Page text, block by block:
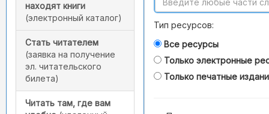
находят книги
(электронный каталог)
Стать читателем
(заявка на получение
эл. читательского
билета)
Читать там, где вам
Тип ресурсов:
Все ресурсы
Только электронные
Только печатные